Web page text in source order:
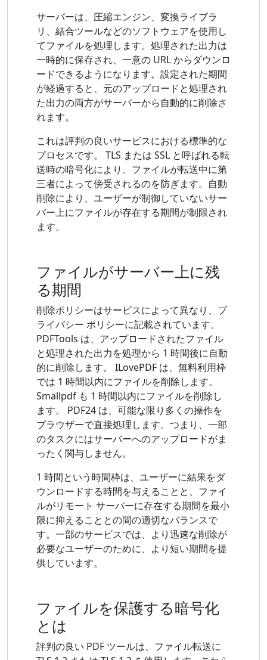
サーバーは、圧縮エンジン、変換ライブラ
リ、結合ツールなどのソフトウェアを使用し
てファイルを処理します。処理された出力は
一時的に保存され、一意の URL からダウンロ
ードできるようになります。設定された期間
が経過すると、元のアップロードと処理され
た出力の両方がサーバーから自動的に削除さ
れます。
これは評判の良いサービスにおける標準的な
プロセスです。 TLS または SSL と呼ばれる転
送時の暗号化により、ファイルが転送中に第
三者によって傍受されるのを防ぎます。自動
削除により、ユーザーが制御していないサー
バー上にファイルが存在する期間が制限され
ます。
ファイルがサーバー上に残
る期間
削除ポリシーはサービスによって異なり、プ
ライバシー ポリシーに記載されています。
PDFTools は、アップロードされたファイル
と処理された出力を処理から 1 時間後に自動
的に削除します。 ILovePDF は、無料利用枠
では 1 時間以内にファイルを削除します。
Smallpdf も 1 時間以内にファイルを削除し
ます。 PDF24 は、可能な限り多くの操作を
ブラウザーで直接処理します。つまり、一部
のタスクにはサーバーへのアップロードがま
ったく関与しません。
1 時間という時間枠は、ユーザーに結果をダ
ウンロードする時間を与えることと、ファイ
ルがリモート サーバーに存在する期間を最小
限に抑えることとの間の適切なバランスで
す。一部のサービスでは、より迅速な削除が
必要なユーザーのために、より短い期間を提
供しています。
ファイルを保護する暗号化
とは
評判の良い PDF ツールは、ファイル転送に